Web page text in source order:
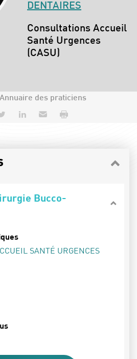
DENTAIRES
Spécialités :
Consultations Accueil
Santé Urgences
(CASU)
Annuaire des praticiens
sur Facebook
Partager sur Twitter
Partager sur LinkedIn
Envoyer par e-mail
Bucco-
SANTÉ URGENCES